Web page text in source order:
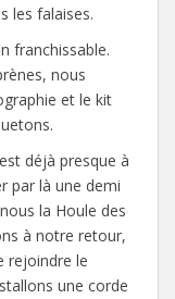
les falaises.
franchissable.
nous
et le kit
déjà presque à
par là une demi
la Houle des
à notre retour,
rejoindre le
une corde